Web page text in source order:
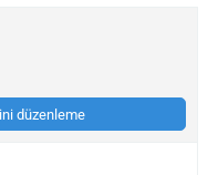
düzenleme